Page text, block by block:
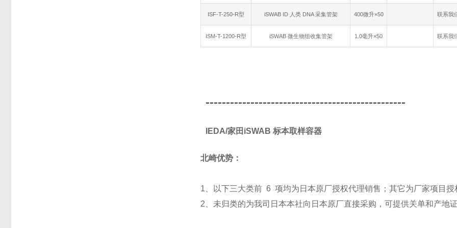
ISF-T-250-R型 iSWAB ID 人类 DNA 采集管架 400微升×50 联系我
ISM-T-1200-R型 iSWAB 微生物组收集管架 1.0毫升×50 联系我
-------------------------------------------------
IEDA/家田iSWAB 标本取样容器
北崎优势：
1、以下三大类前 6 项均为日本原厂授权代理销售；其它为厂家项目授
2、未归类的为我司日本本社向日本原厂直接采购，可提供关单和产地证